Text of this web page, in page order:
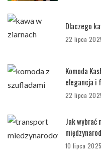
Dlaczego
22 lipca
Komoda
elegancja i
22 lipca
Jak wybrać
10 lipca 2025